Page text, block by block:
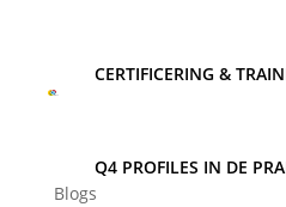
CERTIFICERING &
Q4 PROFILES IN DE
beginnende
Blogs